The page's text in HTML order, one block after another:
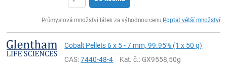
Průmyslová množství látek za výhodnou cenu Poptat větší množství
Cobalt Pellets 6 x 5 - 7 mm, 99.95% (1 x 50 g)
CAS:7440-48-4 Kat. č.: GX9558,50g